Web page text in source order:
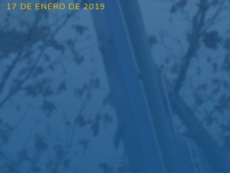
17 DE ENERO DE 2019